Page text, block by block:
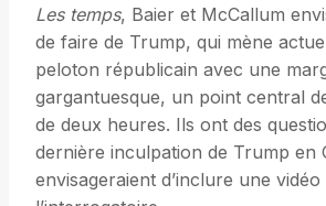
Les temps, Baier et McCallum
de faire de Trump, qui mène
peloton républicain avec une
gargantuesque, un point central
de deux heures. Ils ont des
dernière inculpation de Trump en
envisageraient d’inclure une